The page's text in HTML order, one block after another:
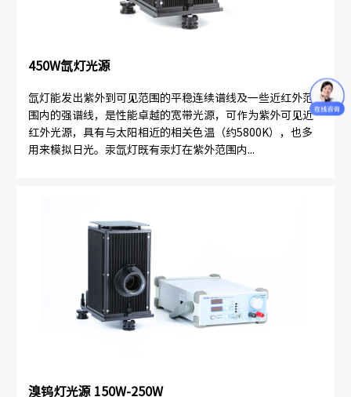
450W氙灯光源
氙灯能发出紫外到可见范围的平稳连续谱线及一些近红外范
围内的强谱线，是性能卓越的宽带光源，可作为紫外可见近
红外光源，具有与太阳相近的相关色温（约5800K），也多
用来模拟日光。汞氙灯既有汞灯在紫外范围内...
溴钨灯光源 150W-250W